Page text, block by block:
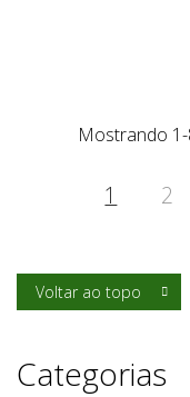
Categorias
Mostrando
1 2
Voltar ao topo 